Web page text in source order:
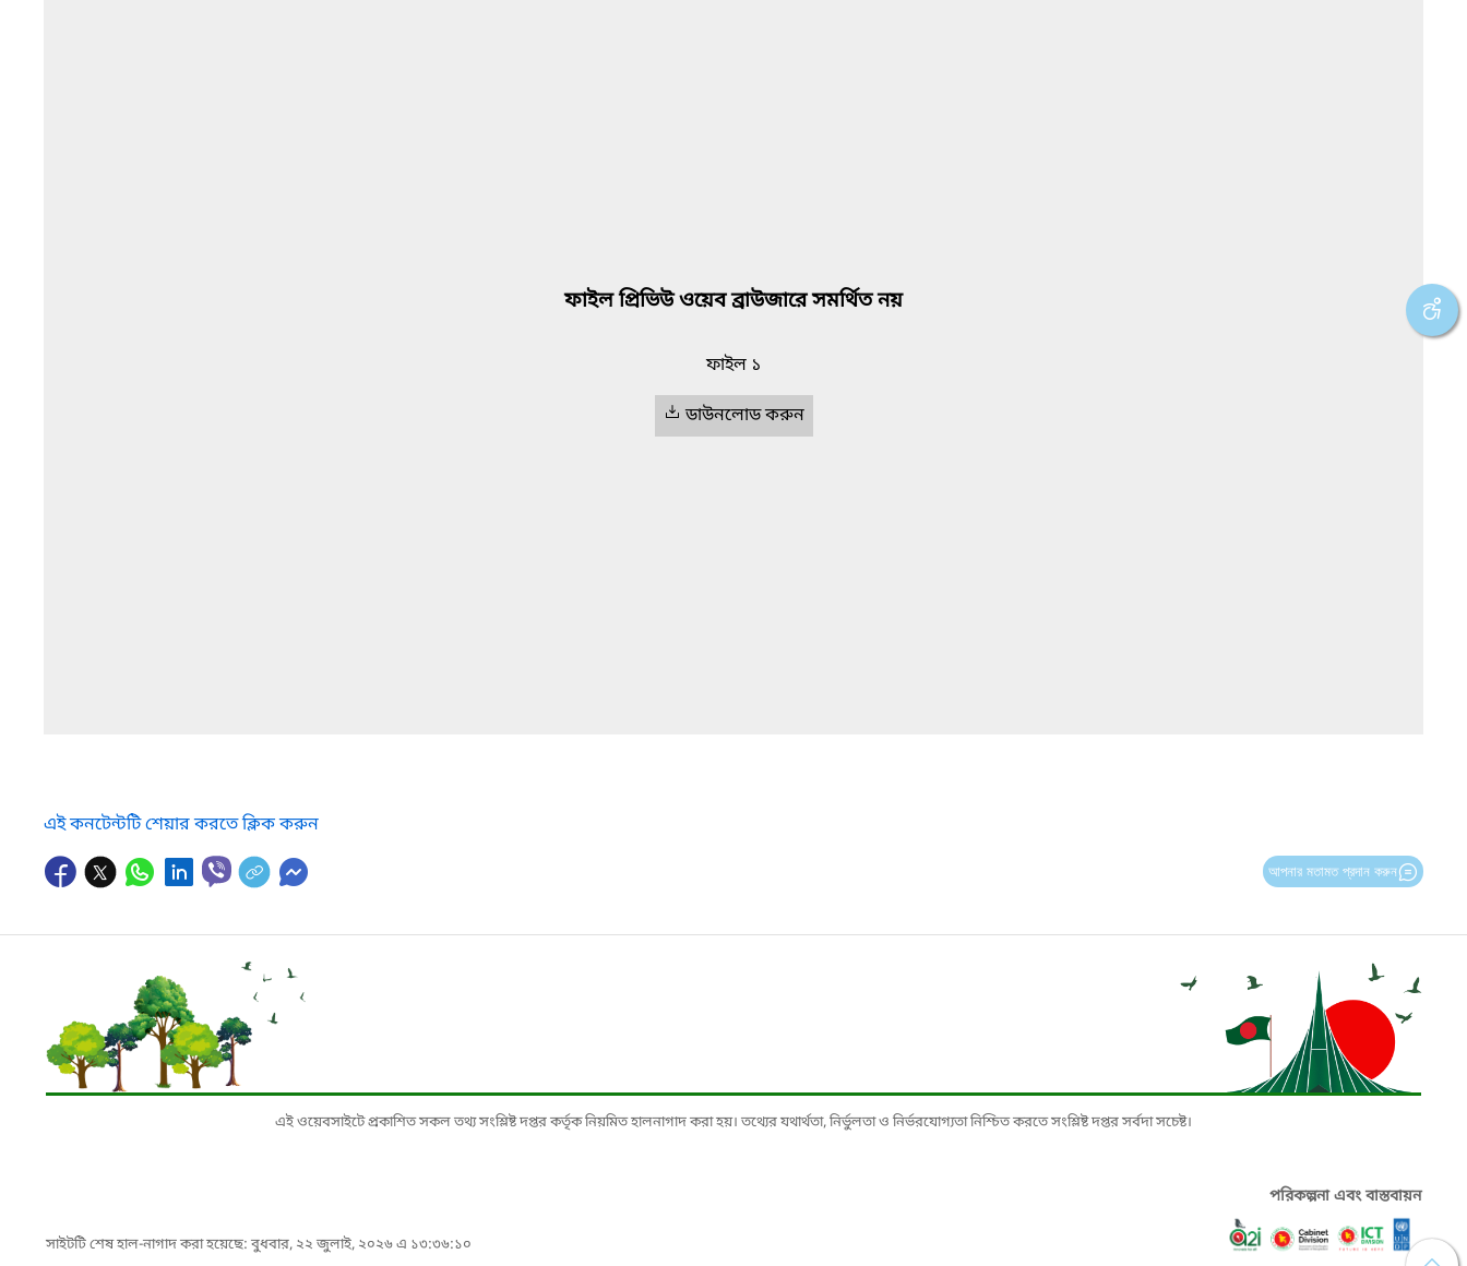
ফাইল প্রিভিউ ওয়েব ব্রাউজারে সমর্থিত নয়
ফাইল ১
ডাউনলোড করুন
এই কনটেন্টটি শেয়ার করতে ক্লিক করুন
আপনার মতামত প্রদান করুন
এই ওয়েবসাইটে প্রকাশিত সকল তথ্য সংশ্লিষ্ট দপ্তর কর্তৃক নিয়মিত হালনাগাদ করা হয়। তথ্যের যথার্থতা, নির্ভুলতা ও নির্ভরযোগ্যতা নিশ্চিত করতে সংশ্লিষ্ট দপ্তর সর্বদা সচেষ্ট।
সাইটটি শেষ হাল-নাগাদ করা হয়েছে: বুধবার, ২২ জুলাই, ২০২৬ এ ১৩:৩৬:১০
পরিকল্পনা এবং বাস্তবায়ন